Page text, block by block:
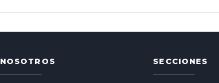
NOSOTROS SECCIONES